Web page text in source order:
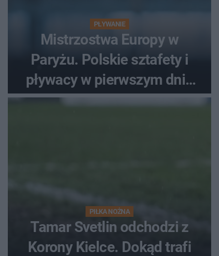
PŁYWANIE
Mistrzostwa Europy w
Paryżu. Polskie sztafety i
pływacy w pierwszym dniu
finałów
PIŁKA NOŻNA
Tamar Svetlin odchodzi z
Korony Kielce. Dokąd trafi